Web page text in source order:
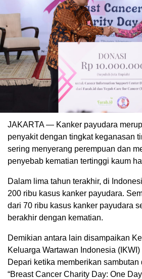
JAKARTA — Kanker payudara
penyakit dengan tingkat keganasan
sering menyerang perempuan dan
penyebab kematian tertinggi kaum
Dalam lima tahun terakhir, di
200 ribu kasus kanker payudara.
dari 70 ribu kasus kanker payudara
berakhir dengan kematian.
Demikian antara lain disampaikan
Keluarga Wartawan Indonesia (IKWI)
Depari ketika memberikan sambutan
“Breast Cancer Charity Day: One